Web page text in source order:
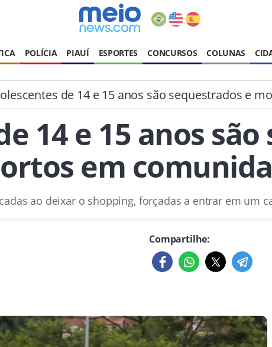
POLÍCIA PIAUÍ ESPORTES CONCURSOS COLUNAS
de 14 e 15 anos são sequestrados e
14 e 15 anos
em
ao deixar o shopping, forçadas a entrar em um
Compartilhe: